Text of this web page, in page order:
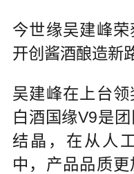
今世缘吴建峰荣
开创酱酒酿造新
吴建峰在上台
白酒国缘V9是
结晶，在从人
中，产品品质